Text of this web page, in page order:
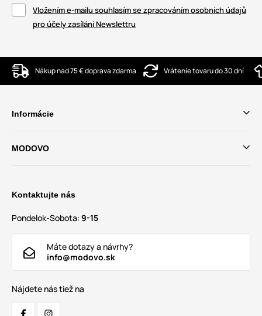
Vložením e-mailu souhlasím se zpracováním osobních údajů
pro účely zasílání Newslettru
Nákup nad 75 € doprava zdarma Vrátenie tovaru do 30 dní
Informácie
MODOVO
Kontaktujte nás
Pondelok-Sobota: 9-15
Máte dotazy a návrhy?
info@modovo.sk
Nájdete nás tiež na